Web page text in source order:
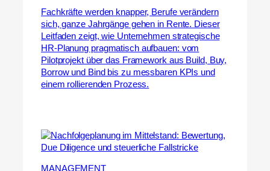
Fachkräfte werden knapper, Berufe verändern
sich, ganze Jahrgänge gehen in Rente. Dieser
Leitfaden zeigt, wie Unternehmen strategische
HR-Planung pragmatisch aufbauen: vom
Pilotprojekt über das Framework aus Build, Buy,
Borrow und Bind bis zu messbaren KPIs und
einem rollierenden Prozess.
MANAGEMENT